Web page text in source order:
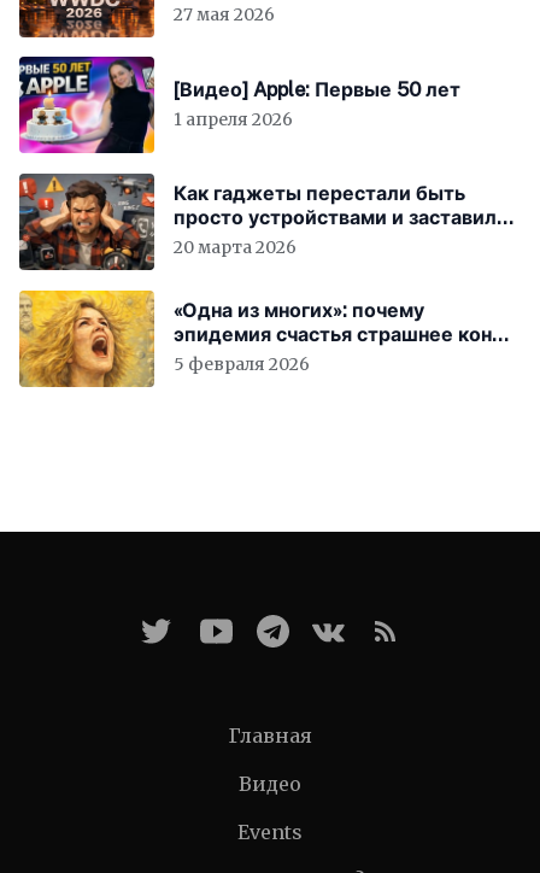
27 мая 2026
[Видео] Apple: Первые 50 лет
1 апреля 2026
Как гаджеты перестали быть
просто устройствами и заставили
вас бесплатно работать
20 марта 2026
«Одна из многих»: почему
эпидемия счастья страшнее конца
света
5 февраля 2026
Главная
Видео
Events